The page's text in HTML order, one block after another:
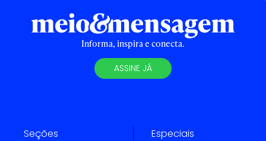
Informa, inspira e conecta.
ASSINE JÁ
Seções Especiais